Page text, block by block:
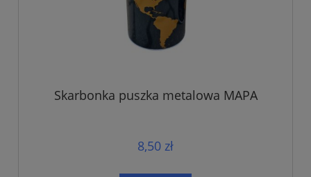
Skarbonka puszka metalowa MAPA
8,50 zł